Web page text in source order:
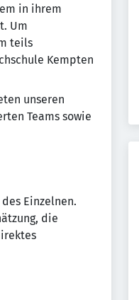
in ihrem
Um
teils
Kempten
unseren
Teams sowie
Einzelnen.
die